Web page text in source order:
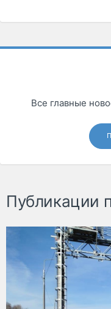
Все главные
Публикации